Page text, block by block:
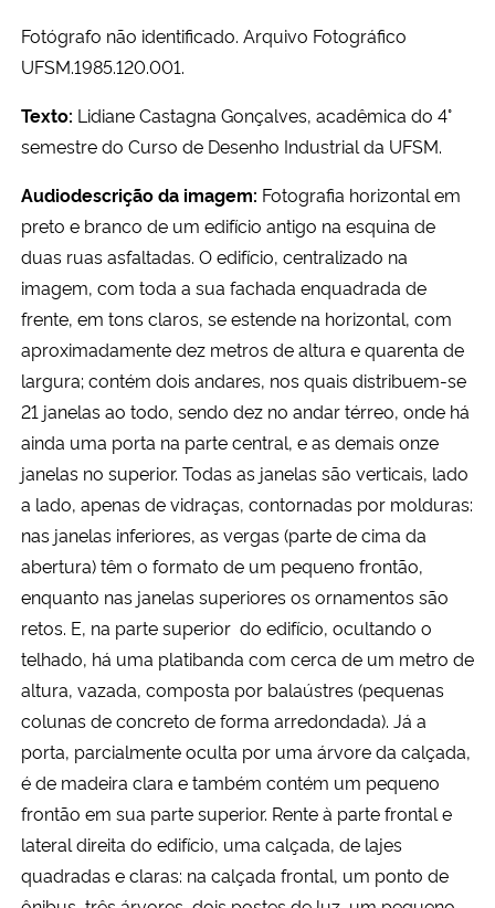
Fotógrafo não identificado. Arquivo Fotográfico
UFSM.1985.120.001.
Texto: Lidiane Castagna Gonçalves, acadêmica do 4°
semestre do Curso de Desenho Industrial da UFSM.
Audiodescrição da imagem: Fotografia horizontal em
preto e branco de um edifício antigo na esquina de
duas ruas asfaltadas. O edifício, centralizado na
imagem, com toda a sua fachada enquadrada de
frente, em tons claros, se estende na horizontal, com
aproximadamente dez metros de altura e quarenta de
largura; contém dois andares, nos quais distribuem-se
21 janelas ao todo, sendo dez no andar térreo, onde há
ainda uma porta na parte central, e as demais onze
janelas no superior. Todas as janelas são verticais, lado
a lado, apenas de vidraças, contornadas por molduras:
nas janelas inferiores, as vergas (parte de cima da
abertura) têm o formato de um pequeno frontão,
enquanto nas janelas superiores os ornamentos são
retos. E, na parte superior do edifício, ocultando o
telhado, há uma platibanda com cerca de um metro de
altura, vazada, composta por balaústres (pequenas
colunas de concreto de forma arredondada). Já a
porta, parcialmente oculta por uma árvore da calçada,
é de madeira clara e também contém um pequeno
frontão em sua parte superior. Rente à parte frontal e
lateral direita do edifício, uma calçada, de lajes
quadradas e claras: na calçada frontal, um ponto de